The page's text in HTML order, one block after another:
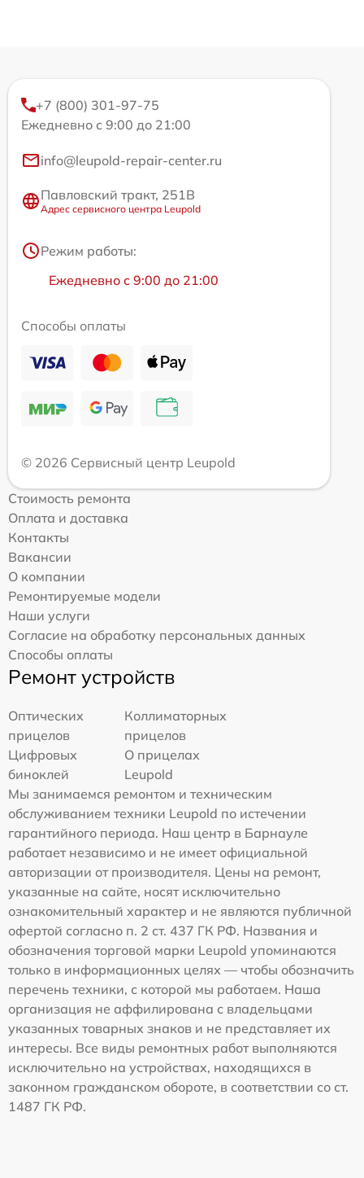
+7 (800) 301-97-75
Ежедневно с 9:00 до 21:00
info@leupold-repair-center.ru
Павловский тракт, 251В
Адрес сервисного центра Leupold
Режим работы:
Ежедневно с 9:00 до 21:00
Способы оплаты
© 2026 Сервисный центр Leupold
Стоимость ремонта
Оплата и доставка
Контакты
Вакансии
О компании
Ремонтируемые модели
Наши услуги
Согласие на обработку персональных данных
Способы оплаты
Ремонт устройств
Оптических
прицелов
Коллиматорных
прицелов
Цифровых
биноклей
О прицелах
Leupold
Мы занимаемся ремонтом и техническим
обслуживанием техники Leupold по истечении
гарантийного периода. Наш центр в Барнауле
работает независимо и не имеет официальной
авторизации от производителя. Цены на ремонт,
указанные на сайте, носят исключительно
ознакомительный характер и не являются публичной
офертой согласно п. 2 ст. 437 ГК РФ. Названия и
обозначения торговой марки Leupold упоминаются
только в информационных целях — чтобы обозначить
перечень техники, с которой мы работаем. Наша
организация не аффилирована с владельцами
указанных товарных знаков и не представляет их
интересы. Все виды ремонтных работ выполняются
исключительно на устройствах, находящихся в
законном гражданском обороте, в соответствии со ст.
1487 ГК РФ.